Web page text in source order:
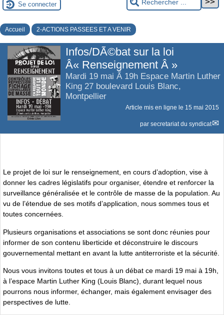
Se connecter
Accueil 2-ACTIONS PASSEES ET A VENIR
Infos/DÃ©bat sur la loi
Â« Renseignement Â »
Mardi 19 mai Ã 19h Espace Martin Luther
King 27 boulevard Louis Blanc,
Montpellier
Article mis en ligne le 15 mai 2015
par secretariat du syndicat
Le projet de loi sur le renseignement, en cours d’adoption, vise à
donner les cadres législatifs pour organiser, étendre et renforcer la
surveillance généralisée et le contrôle de masse de la population. Au
vu de l’étendue de ses motifs d’application, nous sommes tous et
toutes concernées.
Plusieurs organisations et associations se sont donc réunies pour
informer de son contenu liberticide et déconstruire le discours
gouvernemental mettant en avant la lutte antiterroriste et la sécurité.
Nous vous invitons toutes et tous à un débat ce mardi 19 mai à 19h,
à l’espace Martin Luther King (Louis Blanc), durant lequel nous
pourrons nous informer, échanger, mais également envisager des
perspectives de lutte.